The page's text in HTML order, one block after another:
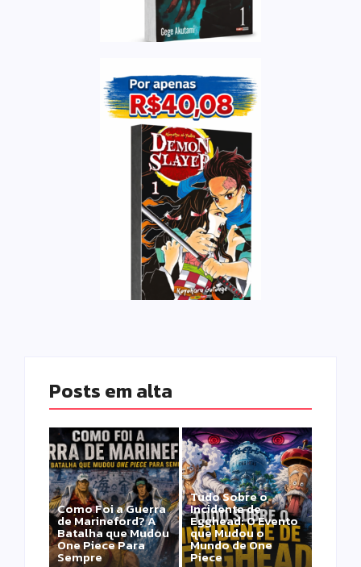
Posts em alta
Como Foi a Guerra
de Marineford? A
Batalha que Mudou
One Piece Para
Sempre
Tudo Sobre o
Incidente de
Egghead: O Evento
que Mudou o
Mundo de One
Piece